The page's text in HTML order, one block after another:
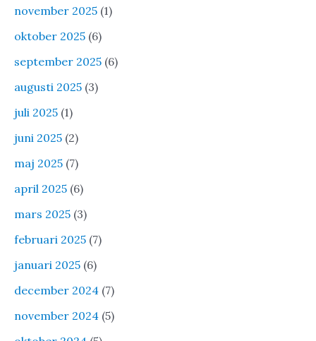
november 2025 (1)
oktober 2025 (6)
september 2025 (6)
augusti 2025 (3)
juli 2025 (1)
juni 2025 (2)
maj 2025 (7)
april 2025 (6)
mars 2025 (3)
februari 2025 (7)
januari 2025 (6)
december 2024 (7)
november 2024 (5)